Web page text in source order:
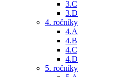
3.C
3.D
4. ročníky
4.A
4.B
4.C
4.D
5. ročníky